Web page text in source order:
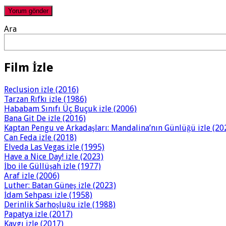
Ara
Film İzle
Reclusion izle (2016)
Tarzan Rıfkı izle (1986)
Hababam Sınıfı Üç Buçuk izle (2006)
Bana Git De izle (2016)
Kaptan Pengu ve Arkadaşları: Mandalina’nın Günlüğü izle
Can Feda izle (2018)
Elveda Las Vegas izle (1995)
Have a Nice Day! izle (2023)
İbo ile Güllüşah izle (1977)
Araf izle (2006)
Luther: Batan Güneş izle (2023)
İdam Sehpası izle (1958)
Derinlik Sarhoşluğu izle (1988)
Papatya izle (2017)
Kaygı izle (2017)